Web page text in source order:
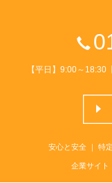
【平日】9:00～
安心と安全｜ 特
企業サイト